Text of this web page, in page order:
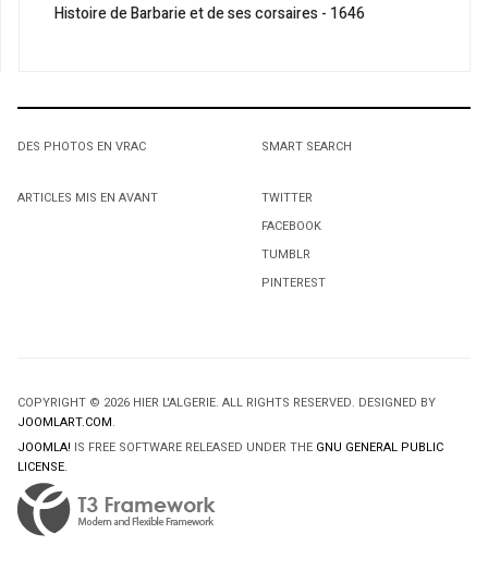
Histoire de Barbarie et de ses corsaires - 1646
DES PHOTOS EN VRAC SMART SEARCH
ARTICLES MIS EN AVANT
TWITTER
FACEBOOK
TUMBLR
PINTEREST
COPYRIGHT © 2026 HIER L'ALGERIE. ALL RIGHTS RESERVED. DESIGNED BY
JOOMLART.COM.
JOOMLA! IS FREE SOFTWARE RELEASED UNDER THE GNU GENERAL PUBLIC
LICENSE.